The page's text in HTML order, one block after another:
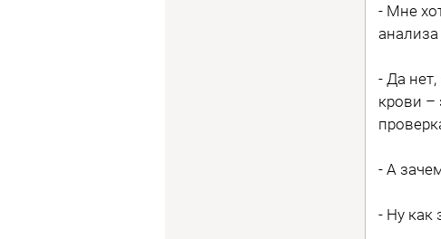
- Мне
- Да
крови –
- А
- Ну как